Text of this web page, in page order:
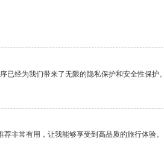
已经为我们带来了无限的隐私保护和安全性保护
非常有用，让我能够享受到高品质的旅行体验。